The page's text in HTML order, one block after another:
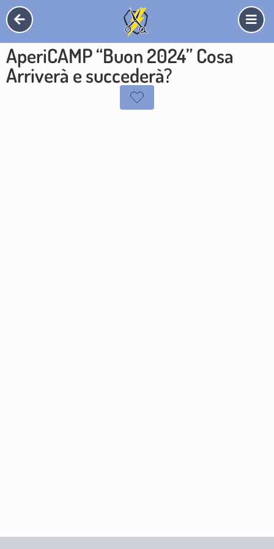
AperiCAMP “Buon 2024” Cosa
Arriverà e succederà?